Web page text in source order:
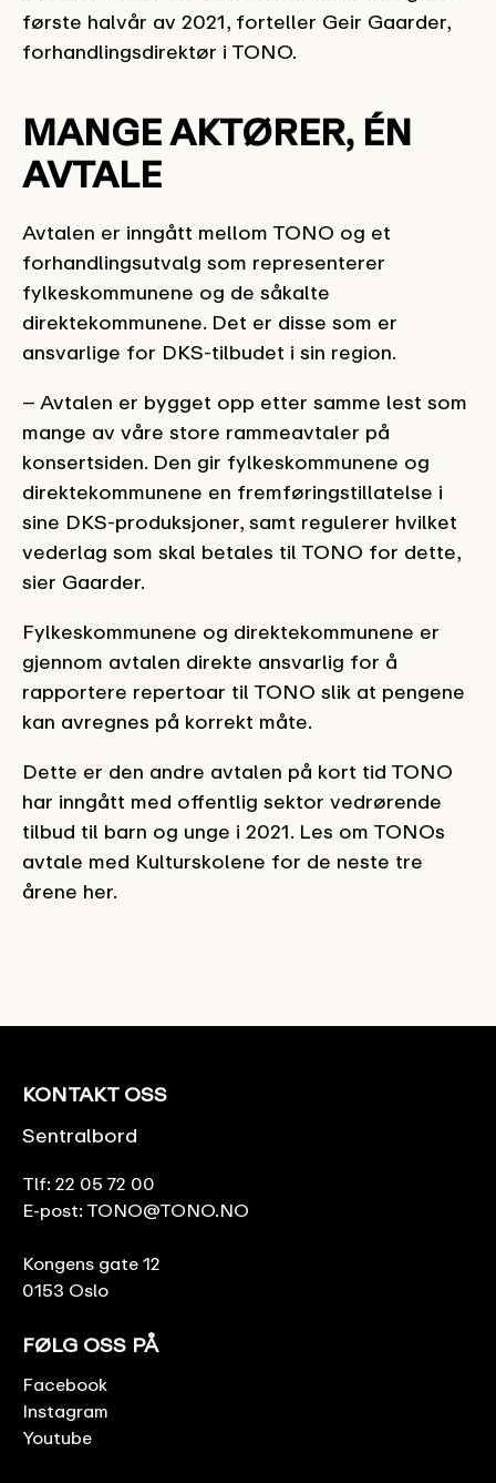
første halvår av 2021, forteller Geir Gaarder,
forhandlingsdirektør i TONO.
MANGE AKTØRER, ÉN
AVTALE
Avtalen er inngått mellom TONO og et
forhandlingsutvalg som representerer
fylkeskommunene og de såkalte
direktekommunene. Det er disse som er
ansvarlige for DKS-tilbudet i sin region.
– Avtalen er bygget opp etter samme lest som
mange av våre store rammeavtaler på
konsertsiden. Den gir fylkeskommunene og
direktekommunene en fremføringstillatelse i
sine DKS-produksjoner, samt regulerer hvilket
vederlag som skal betales til TONO for dette,
sier Gaarder.
Fylkeskommunene og direktekommunene er
gjennom avtalen direkte ansvarlig for å
rapportere repertoar til TONO slik at pengene
kan avregnes på korrekt måte.
Dette er den andre avtalen på kort tid TONO
har inngått med offentlig sektor vedrørende
tilbud til barn og unge i 2021. Les om TONOs
avtale med Kulturskolene for de neste tre
årene her.
KONTAKT OSS
Sentralbord
Tlf: 22 05 72 00
E-post: TONO@TONO.NO
Kongens gate 12
0153 Oslo
FØLG OSS PÅ
Facebook
Instagram
Youtube